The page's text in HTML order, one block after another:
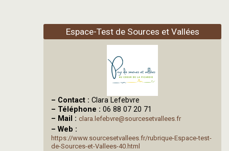
Espace-Test de Sources et Vallées
– Contact : Clara Lefebvre
– Téléphone : 06 88 07 20 71
– Mail : clara.lefebvre@sourcesetvallees.fr
– Web :
https://www.sourcesetvallees.fr/rubrique-Espace-test-
de-Sources-et-Vallees-40.html